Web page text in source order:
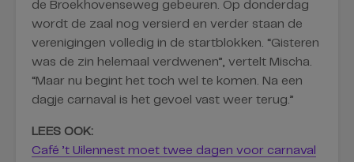
de Broekhovenseweg gebeuren. Op donderdag
wordt de zaal nog versierd en verder staan de
verenigingen volledig in de startblokken. “Gisteren
was de zin helemaal verdwenen”, vertelt Mischa.
“Maar nu begint het toch wel te komen. Na een
dagje carnaval is het gevoel vast weer terug.”
LEES OOK:
Café ’t Uilennest moet twee dagen voor carnaval